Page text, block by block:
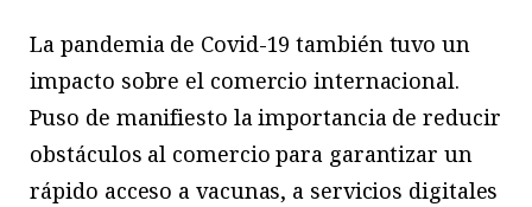
La pandemia de Covid-19 también tuvo un
impacto sobre el comercio internacional.
Puso de manifiesto la importancia de reducir
obstáculos al comercio para garantizar un
rápido acceso a vacunas, a servicios digitales